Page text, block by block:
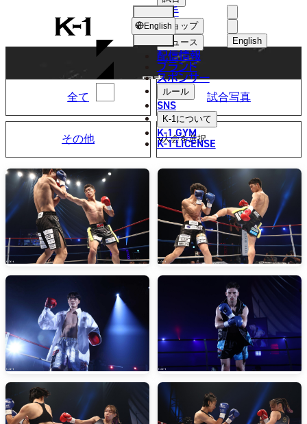
K-
1
English
ไทย
العربية
選手
ショップ
ニュース
配信情報
ブランド
スポンサー
ルール
SNS
K-1について
K-1 GYM
K-1 LICENSE
English
PHOTO
写真
全て 試合写真
その他